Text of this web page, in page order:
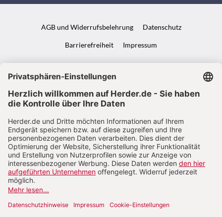
AGB und Widerrufsbelehrung Datenschutz
Barrierefreiheit Impressum
VERTRAG WIDERRUFEN